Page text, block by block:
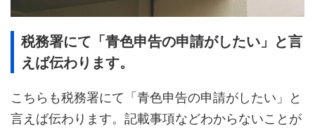
税務署にて「青色申告の申請がしたい」と言
えば伝わります。
こちらも税務署にて「青色申告の申請がしたい」と
言えば伝わります。記載事項などわからないことが